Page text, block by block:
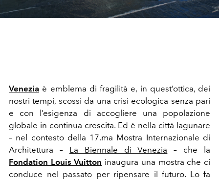
Venezia è emblema di fragilità e, in quest’ottica, dei
nostri tempi, scossi da una crisi ecologica senza pari
e con l’esigenza di accogliere una popolazione
globale in continua crescita. Ed è nella città lagunare
– nel contesto della 17.ma Mostra Internazionale di
Architettura – La Biennale di Venezia – che la
Fondation Louis Vuitton inaugura una mostra che ci
conduce nel passato per ripensare il futuro. Lo fa